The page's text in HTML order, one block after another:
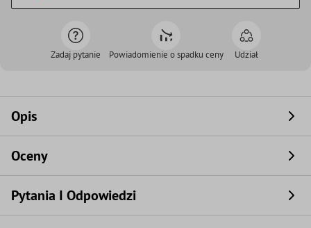
Zadaj pytanie Powiadomienie o spadku ceny Udział
Opis
Oceny
Pytania I Odpowiedzi